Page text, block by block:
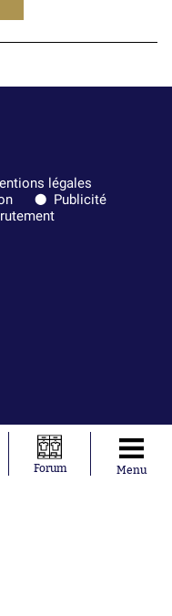
légales
Publicité
Forum Menu